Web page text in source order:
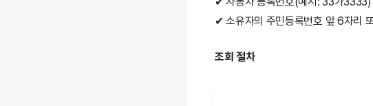
✔ 소유자의 주민등록번호 앞 6자리
조회 절차